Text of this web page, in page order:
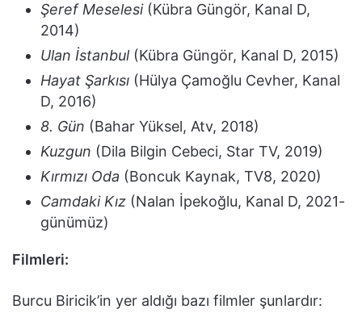
Şeref Meselesi(Kübra Güngör, Kanal D,
2014)
Ulan İstanbul(Kübra Güngör, Kanal D, 2015)
Hayat Şarkısı (Hülya Çamoğlu Cevher, Kanal
D, 2016)
8. Gün (Bahar Yüksel, Atv, 2018)
Kuzgun (Dila Bilgin Cebeci, Star TV, 2019)
Kırmızı Oda (Boncuk Kaynak, TV8, 2020)
Camdaki Kız (Nalan İpekoğlu, Kanal D, 2021-
günümüz)
Filmleri:
Burcu Biricik’in yer aldığı bazı filmler şunlardır: